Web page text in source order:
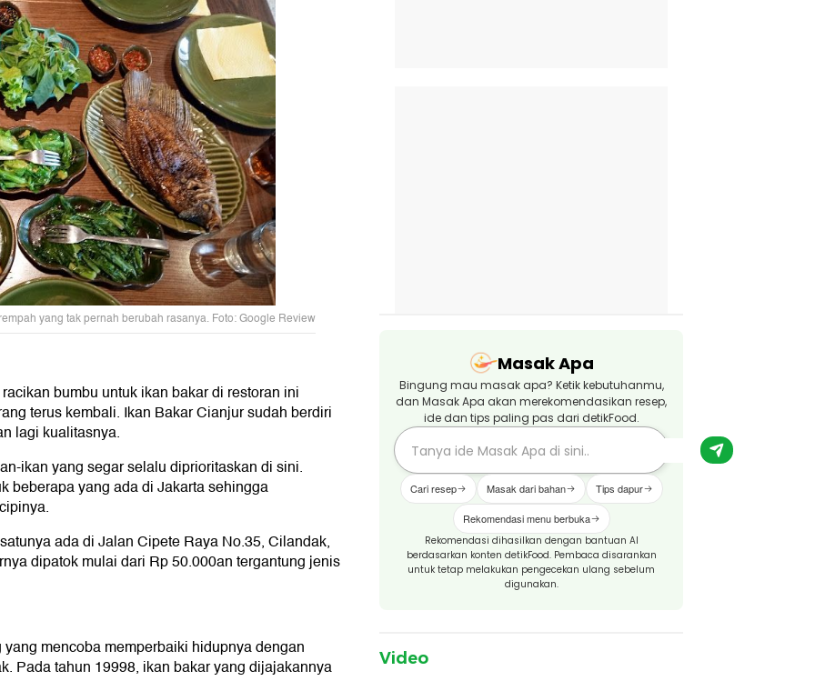
yang tak pernah berubah rasanya. Foto: Google Review
bumbu untuk ikan bakar di restoran ini
terus kembali. Ikan Bakar Cianjur sudah berdiri
lagi kualitasnya.
ikan yang segar selalu diprioritaskan di sini.
beberapa yang ada di Jakarta sehingga
ada di Jalan Cipete Raya No.35, Cilandak,
dipatok mulai dari Rp 50.000an tergantung jenis
mencoba memperbaiki hidupnya dengan
Pada tahun 19998, ikan bakar yang dijajakannya
Masak Apa
Bingung mau masak apa? Ketik kebutuhanmu,
dan Masak Apa akan merekomendasikan resep,
ide dan tips paling pas dari detikFood.
Cari resep Masak dari bahan Tips dapur
Rekomendasi menu berbuka
Rekomendasi dihasilkan dengan bantuan AI
berdasarkan konten detikFood. Pembaca disarankan
untuk tetap melakukan pengecekan ulang sebelum
digunakan.
Video